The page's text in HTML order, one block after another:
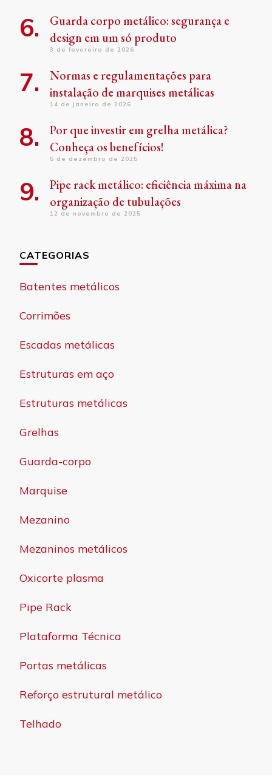
Guarda corpo metálico: segurança e
design em um só produto
3 de fevereiro de 2026
Normas e regulamentações para
instalação de marquises metálicas
14 de janeiro de 2026
Por que investir em grelha metálica?
Conheça os benefícios!
5 de dezembro de 2025
Pipe rack metálico: eficiência máxima na
organização de tubulações
12 de novembro de 2025
CATEGORIAS
Batentes metálicos
Corrimões
Escadas metálicas
Estruturas em aço
Estruturas metálicas
Grelhas
Guarda-corpo
Marquise
Mezanino
Mezaninos metálicos
Oxicorte plasma
Pipe Rack
Plataforma Técnica
Portas metálicas
Reforço estrutural metálico
Telhado